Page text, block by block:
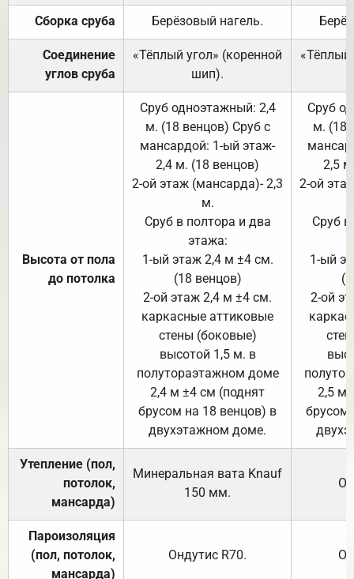
Сборка сруба Берёзовый нагель.
Соединение
углов сруба
«Тёплый угол» (коренной
шип).
«Тёплый
Высота от пола
до потолка
Сруб одноэтажный: 2,4
м. (18 венцов) Сруб с
мансардой: 1-ый этаж-
2,4 м. (18 венцов)
2-ой этаж (мансарда)- 2,3
м.
Сруб в полтора и два
этажа:
1-ый этаж 2,4 м ±4 см.
(18 венцов)
2-ой этаж 2,4 м ±4 см.
каркасные аттиковые
стены (боковые)
высотой 1,5 м. в
полутораэтажном доме
2,4 м ±4 см (поднят
брусом на 18 венцов) в
двухэтажном доме.
Сруб
м. (18
2,5
2-ой
Сруб
1-ый
2-ой
2,5 м
брусом
Утепление (пол,
потолок,
мансарда)
Минеральная вата Knauf
150 мм.
Пароизоляция
(пол, потолок,
мансарда)
Ондутис R70.